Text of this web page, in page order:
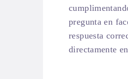
pregunta en
respuesta
directamente